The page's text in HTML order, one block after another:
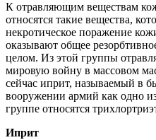
К отравляющим веществам
относятся такие вещества,
некротическое поражение
оказывают общее
целом. Из этой группы
мировую войну в массовом
сейчас иприт, называемый в
вооружении армий как одно
группе относятся
Иприт